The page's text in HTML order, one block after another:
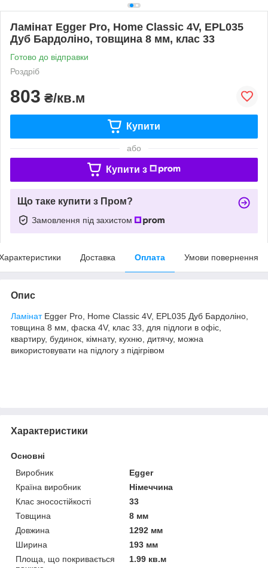
Ламінат Egger Pro, Home Classic 4V, EPL035
Дуб Бардоліно, товщина 8 мм, клас 33
Готово до відправки
Роздріб
803 ₴/кв.м
Купити
або
Купити з
Що таке купити з Пром?
Замовлення під захистом
Доставка Оплата Умови повернення
Опис
ЛамінатEgger Pro, Home Classic 4V, EPL035 Дуб Бардоліно,
товщина 8 мм, фаска 4V, клас 33, для підлоги в офіс,
квартиру, будинок, кімнату, кухню, дитячу, можна
використовувати на підлогу з підігрівом
Характеристики
Основні
Виробник
Egger
Країна виробник
Німеччина
Клас зносостійкості
33
Товщина
8 мм
Довжина
1292 мм
Ширина
193 мм
Площа, що покривається
1.99 кв.м